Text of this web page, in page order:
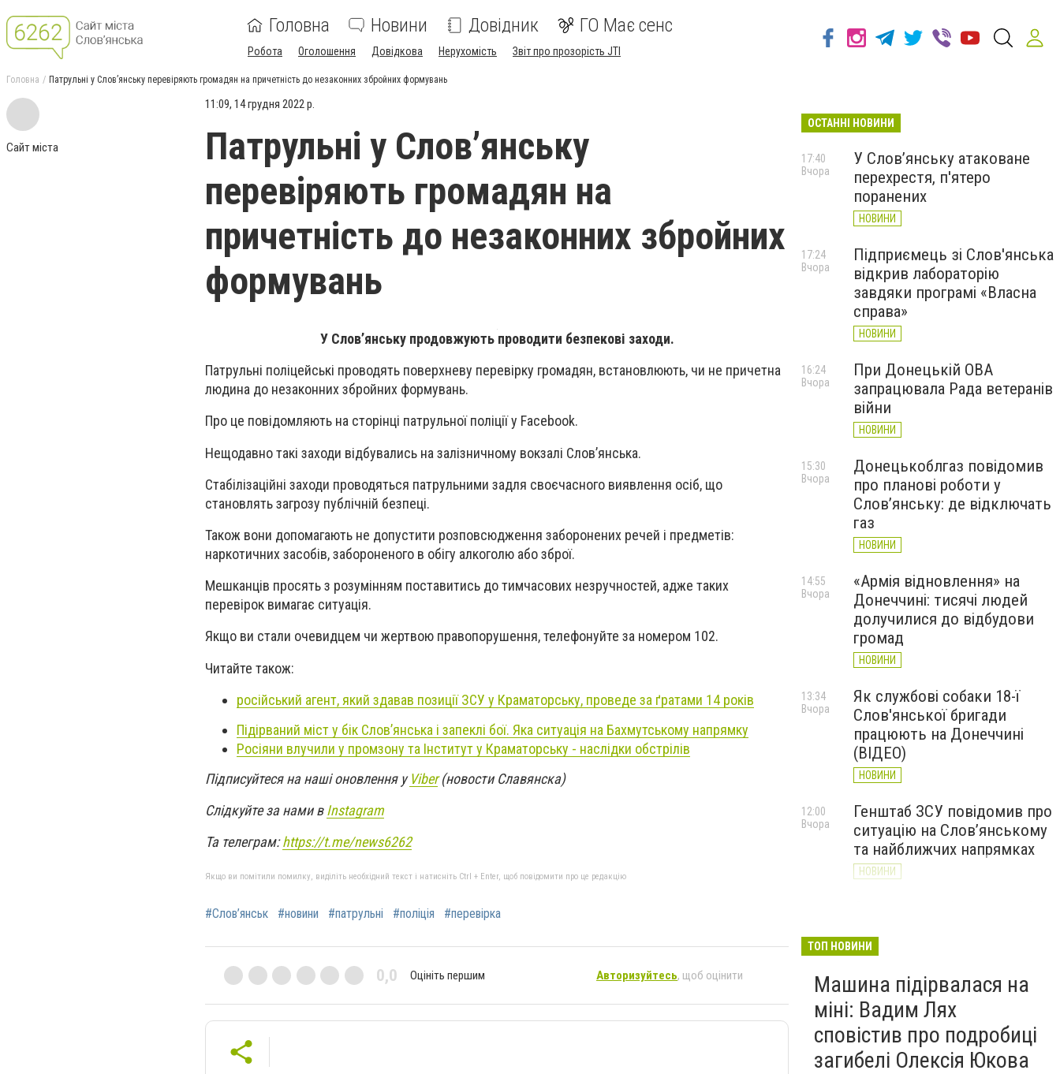
Головна Новини Довідник ГО Має сенс
Робота Оголошення Довідкова Нерухомість Звіт про прозорість JTI
Головна Патрульні у Слов’янську перевіряють громадян на причетність до незаконних збройних формувань
Сайт міста
11:09, 14 грудня 2022 р.
Патрульні у Слов’янську
перевіряють громадян на
причетність до незаконних збройних
формувань
У Слов’янську продовжують проводити безпекові заходи.
Патрульні поліцейські проводять поверхневу перевірку громадян, встановлюють, чи не причетна
людина до незаконних збройних формувань.
Про це повідомляють на сторінці патрульної поліції у Facebook.
Нещодавно такі заходи відбувались на залізничному вокзалі Слов’янська.
Стабілізаційні заходи проводяться патрульними задля своєчасного виявлення осіб, що
становлять загрозу публічній безпеці.
Також вони допомагають не допустити розповсюдження заборонених речей і предметів:
наркотичних засобів, забороненого в обігу алкоголю або зброї.
Мешканців просять з розумінням поставитись до тимчасових незручностей, адже таких
перевірок вимагає ситуація.
Якщо ви стали очевидцем чи жертвою правопорушення, телефонуйте за номером 102.
Читайте також:
російський агент, який здавав позиції ЗСУ у Краматорську, проведе за ґратами 14 років
Підірваний міст у бік Слов’янська і запеклі бої. Яка ситуація на Бахмутському напрямку
Росіяни влучили у промзону та Інститут у Краматорську - наслідки обстрілів
Підписуйтеся на наші оновлення уViber(новости Славянска)
Слідкуйте за нами вInstagram
Та телеграм:https://t.me/news6262
Якщо ви помітили помилку, виділіть необхідний текст і натисніть Ctrl + Enter, щоб повідомити про це редакцію
#Слов’янськ #новини #патрульні #поліція #перевірка
0,0 Оцініть першим Авторизуйтесь, щоб оцінити
ОСТАННІ НОВИНИ
У Слов’янську атаковане
перехрестя, п'ятеро
поранених
НОВИНИ
17:40
Вчора
Підприємець зі Слов'янська
відкрив лабораторію
завдяки програмі «Власна
справа»
НОВИНИ
17:24
Вчора
При Донецькій ОВА
запрацювала Рада ветеранів
війни
НОВИНИ
16:24
Вчора
Донецькоблгаз повідомив
про планові роботи у
Слов’янську: де відключать
газ
НОВИНИ
15:30
Вчора
«Армія відновлення» на
Донеччині: тисячі людей
долучилися до відбудови
громад
НОВИНИ
14:55
Вчора
Як службові собаки 18-ї
Слов'янської бригади
працюють на Донеччині
(ВІДЕО)
НОВИНИ
13:34
Вчора
Генштаб ЗСУ повідомив про
ситуацію на Слов’янському
та найближчих напрямках
НОВИНИ
12:00
Вчора
великої війни: 7 серпня
ТОП НОВИНИ
Машина підірвалася на
міні: Вадим Лях
сповістив про подробиці
загибелі Олексія Юкова